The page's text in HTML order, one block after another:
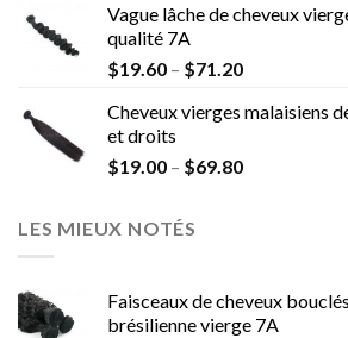
Vague lâche de cheveux
qualité 7A
$19.60 – $71.20
Cheveux vierges malaisiens
et droits
$19.00 – $69.80
LES MIEUX NOTÉS
Faisceaux de cheveux
brésilienne vierge 7A